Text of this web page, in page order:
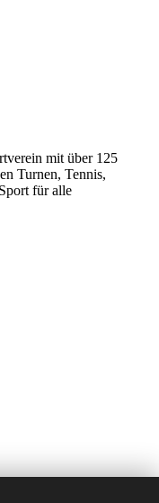
mit über 125
Turnen, Tennis,
für alle